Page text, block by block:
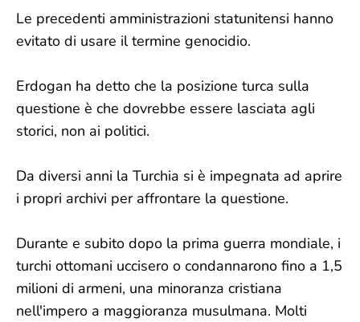
Le precedenti amministrazioni statunitensi hanno
evitato di usare il termine genocidio.
Erdogan ha detto che la posizione turca sulla
questione è che dovrebbe essere lasciata agli
storici, non ai politici.
Da diversi anni la Turchia si è impegnata ad aprire
i propri archivi per affrontare la questione.
Durante e subito dopo la prima guerra mondiale, i
turchi ottomani uccisero o condannarono fino a 1,5
milioni di armeni, una minoranza cristiana
nell'impero a maggioranza musulmana. Molti